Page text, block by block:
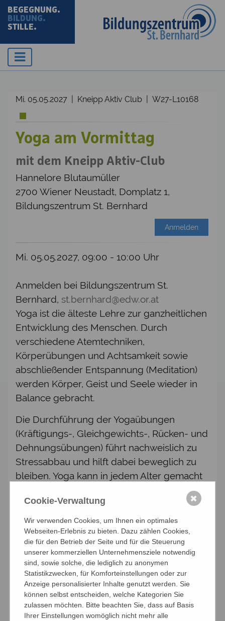
BEGEGNUNG.
BILDUNG.
STILLE.
Mi. 05.05.2027 | Kneipp Aktiv Club | W27-L10168
Yoga am Vormittag
mit dem Kneipp Aktiv-Club
Hannelore Blutaumüller
2700 Wiener Neustadt, Domplatz 1,
Bildungszentrum St. Bernhard
Anmelden
Mi. 05.05.2027, 09:00 - 10:00 Uhr
Anmelden bei Bildungszentrum St.
Bernhard, st.bernhard@edw.or.at
Yoga ist die älteste Lehre zur ganzheitlichen
Entwicklung des Menschen. Durch
verschiedene Atemtechniken,
Körperübungen und Achtsamkeit sowie
abschließender Entspannung (Meditation)
werden Körper, Geist und Seele wieder in
Balance gebracht.
Die Durchführung der Yogaübungen
(Kräftigungs-, Gleichgewichts-, Rücken- und
Dehnungsübungen) führt nachweislich zu
Stressabbau und hilft dabei beweglich zu
bleiben. Yoga kann in jedem Alter gemacht
werden, auch von Menschen ab 50+. Keine
Vorkenntnisse erforderlich, perfekt für
Anfänger, aber auch für Interessierte mit
Vorkenntnissen.
Termin: jeden Mittwoch von 09:00 Uhr –
10:00 Uhr Einstieg jederzeit möglich
TEILNAHMEBEITRAG: 10er Block: € 90,--/
für Mitglieder bzw. €100,--/ für Gäste
Leitung: Hannelore Blutaumüller
Cookie-Verwaltung
Wir verwenden Cookies, um Ihnen ein optimales
Webseiten-Erlebnis zu bieten. Dazu zählen Cookies,
die für den Betrieb der Seite und für die Steuerung
unserer kommerziellen Unternehmensziele notwendig
sind, sowie solche, die lediglich zu anonymen
Statistikzwecken, für Komforteinstellungen oder zur
Anzeige personalisierter Inhalte genutzt werden. Sie
können selbst entscheiden, welche Kategorien Sie
zulassen möchten. Bitte beachten Sie, dass auf Basis
Ihrer Einstellungen womöglich nicht mehr alle
✖